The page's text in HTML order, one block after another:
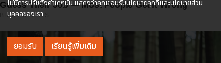
Guess Their Job — Most People Get It Wrong
BRAINBERRIES
ไม่มีการปรับตั้งค่าใดๆนั้น แสดงว่าคุณยอมรับนโยบายคุกกี้และนโยบายส่วน
บุคคลของเรา
ยอมรับ เรียนรู้เพิ่มเติม